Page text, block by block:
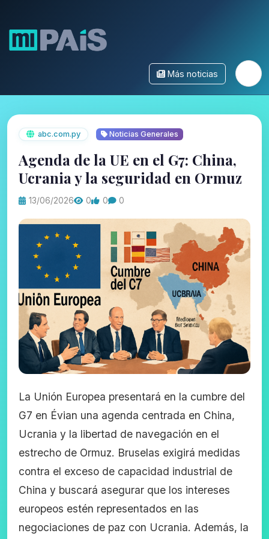
Más noticias
abc.com.py Noticias Generales
Agenda de la UE en el G7: China,
Ucrania y la seguridad en Ormuz
13/06/2026 0 0 0
La Unión Europea presentará en la cumbre del
G7 en Évian una agenda centrada en China,
Ucrania y la libertad de navegación en el
estrecho de Ormuz. Bruselas exigirá medidas
contra el exceso de capacidad industrial de
China y buscará asegurar que los intereses
europeos estén representados en las
negociaciones de paz con Ucrania. Además, la